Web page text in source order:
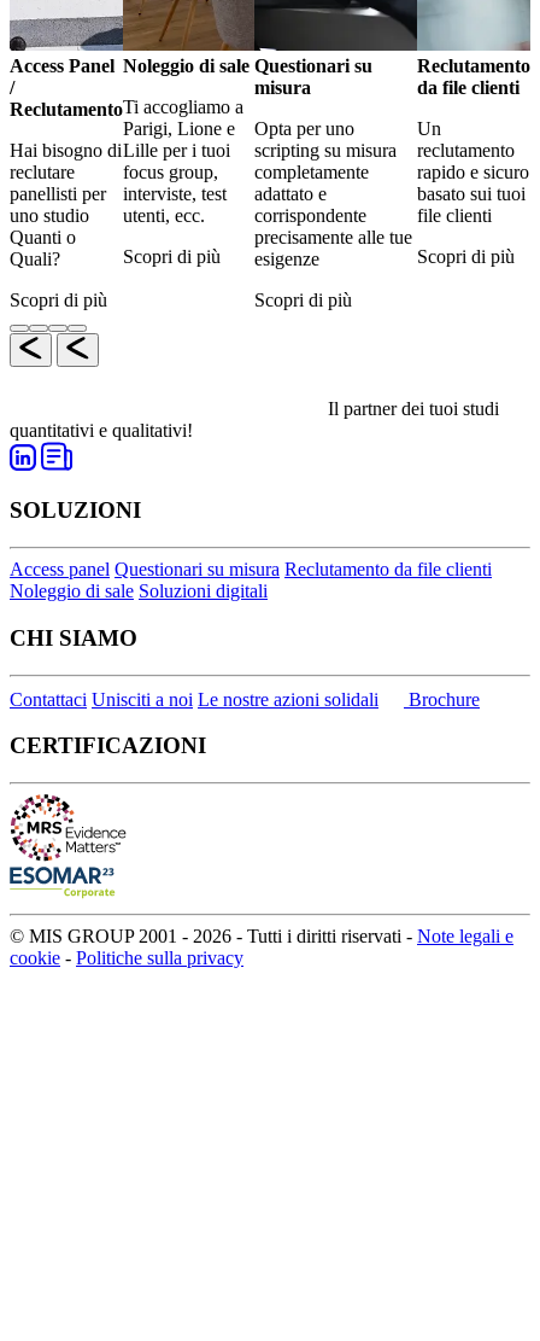
Access Panel
/
Reclutamento
Hai bisogno di
reclutare
panellisti per
uno studio
Quanti o
Quali?
Scopri di più
Noleggio di sale
Ti accogliamo a
Parigi, Lione e
Lille per i tuoi
focus group,
interviste, test
utenti, ecc.
Scopri di più
Questionari su
misura
Opta per uno
scripting su misura
completamente
adattato e
corrispondente
precisamente alle tue
esigenze
Scopri di più
Reclutamento
da file clienti
Un
reclutamento
rapido e sicuro
basato sui tuoi
file clienti
Scopri di più
Il partner dei tuoi studi
quantitativi e qualitativi!
SOLUZIONI
Access panel Questionari su misura Reclutamento da file clienti
Noleggio di sale Soluzioni digitali
CHI SIAMO
Contattaci Unisciti a noi Le nostre azioni solidali Brochure
CERTIFICAZIONI
© MIS GROUP 2001 - 2026 - Tutti i diritti riservati - Note legali e
cookie - Politiche sulla privacy